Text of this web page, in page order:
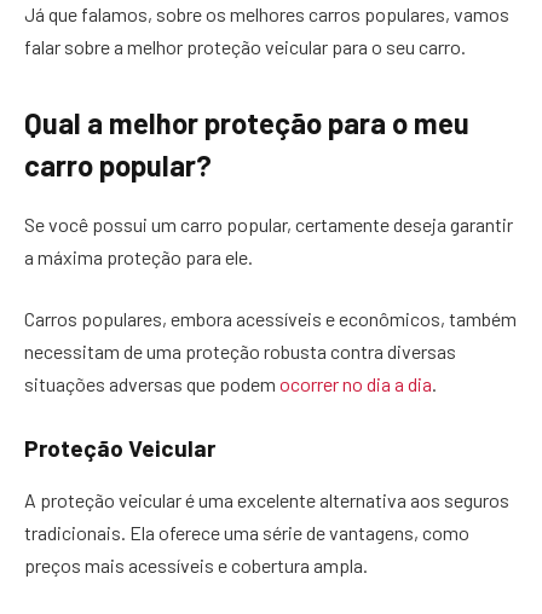
Já que falamos, sobre os melhores carros populares, vamos
falar sobre a melhor proteção veicular para o seu carro.
Qual a melhor proteção para o meu
carro popular?
Se você possui um carro popular, certamente deseja garantir
a máxima proteção para ele.
Carros populares, embora acessíveis e econômicos, também
necessitam de uma proteção robusta contra diversas
situações adversas que podem ocorrer no dia a dia.
Proteção Veicular
A proteção veicular é uma excelente alternativa aos seguros
tradicionais. Ela oferece uma série de vantagens, como
preços mais acessíveis e cobertura ampla.